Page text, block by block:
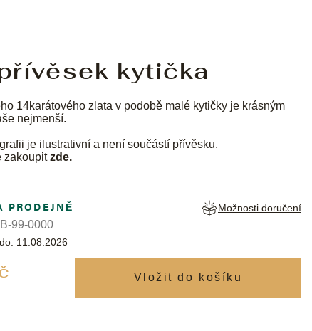
kytička
14karátového zlata v podobě malé kytičky je krásným
nejmenší.
je ilustrativní a není součástí přívěsku.
zakoupitzde.
PRODEJNĚ
11.08.2026
Možnosti doručení
99-0000